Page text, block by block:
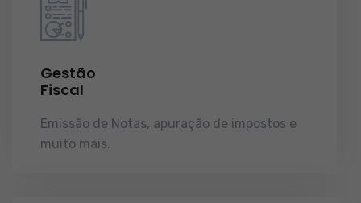
Gestão
Fiscal
Emissão de Notas, apuração de impostos e
muito mais.